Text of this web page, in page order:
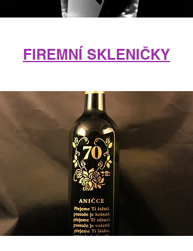
FIREMNÍ SKLENIČKY